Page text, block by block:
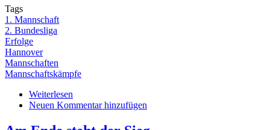
Tags
1. Mannschaft
2. Bundesliga
Erfolge
Hannover
Mannschaften
Mannschaftskämpfe
Weiterlesen
(Un)professionell
Sieg
Neuen Kommentar hinzufügen